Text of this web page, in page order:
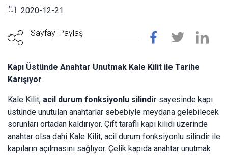
2020-12-21
Sayfayı Paylaş
Kapı Üstünde Anahtar Unutmak Kale Kilit ile Tarihe
Karışıyor
Kale Kilit, acil durum fonksiyonlu silindir sayesinde kapı
üstünde unutulan anahtarlar sebebiyle meydana gelebilecek
sorunları ortadan kaldırıyor. Çift taraflı kapı kilidi üzerinde
anahtar olsa dahi Kale Kilit, acil durum fonksiyonlu silindir ile
kapıların açılmasını sağlıyor. Çelik kapıda anahtar unutmak